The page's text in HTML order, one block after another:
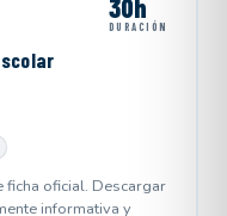
30h
DURACIÓN
oficial. Descargar
informativa y